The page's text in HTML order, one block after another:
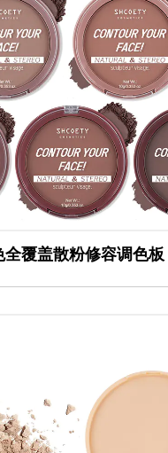
全覆盖散粉修容调色板